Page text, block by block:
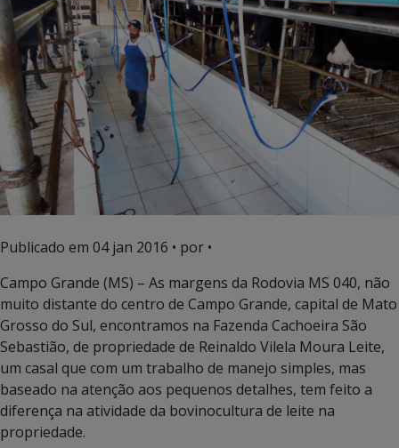
Publicado em 04 jan 2016 • por •
Campo Grande (MS) – As margens da Rodovia MS 040, não
muito distante do centro de Campo Grande, capital de Mato
Grosso do Sul, encontramos na Fazenda Cachoeira São
Sebastião, de propriedade de Reinaldo Vilela Moura Leite,
um casal que com um trabalho de manejo simples, mas
baseado na atenção aos pequenos detalhes, tem feito a
diferença na atividade da bovinocultura de leite na
propriedade.